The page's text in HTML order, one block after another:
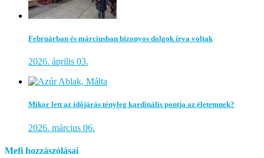
Februárban és márciusban bizonyos dolgok írva voltak
2026. április 03.
Mikor lett az időjárás tényleg kardinális pontja az életemnek?
2026. március 06.
Mefi hozzászólásai